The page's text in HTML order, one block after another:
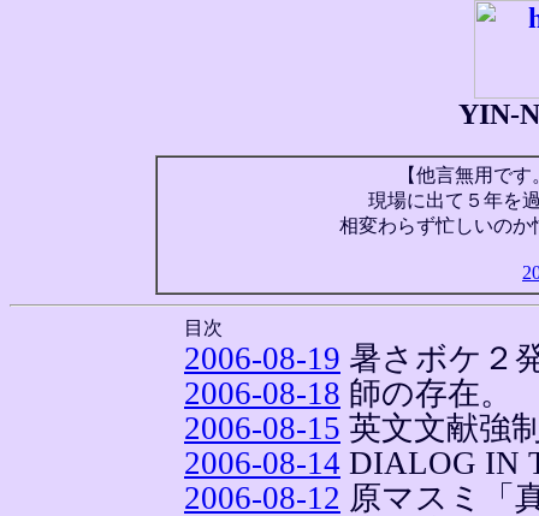
【他言無用で
現場に出て５年を
相変わらず忙しいの
目次
2006-08-19 暑さボケ２
2006-08-18 師の存在。
2006-08-15 英文文献強
2006-08-14 DIALOG IN
2006-08-12 原マスミ「